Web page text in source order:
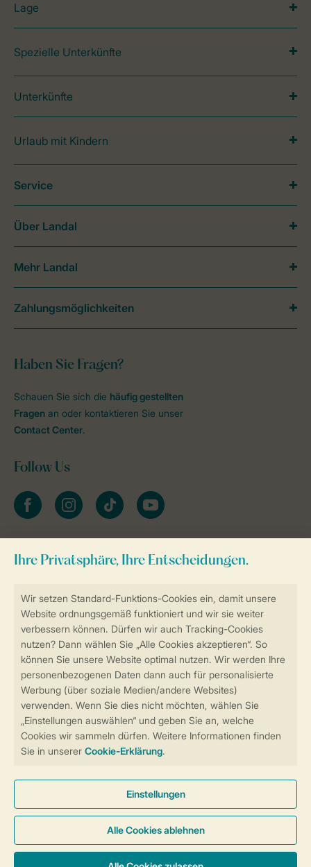
Weitere Informationen und Einstellungen
Sicher und schnell zur Online-Buchung
Sichere Datenübertragung
Sicheres Bezahlen
Lage
Spezielle Unterkünfte
Unterkünfte
Urlaub mit Kindern
Haben Sie Fragen?
Schauen Sie sich die häufig gestellten
Fragen an oder kontaktieren Sie unser
Contact Center.
Follow Us
facebookinstagramtiktok youtube
Zum Newsletter anmelden
Service
Über Landal
Mehr Landal
Zahlungsmöglichkeiten